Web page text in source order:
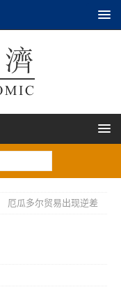
厄瓜多尔贸易出现逆差